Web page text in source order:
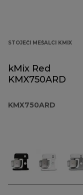
STOJEČI MEŠALCI KMIX
kMix Red
KMX750ARD
KMX750ARD